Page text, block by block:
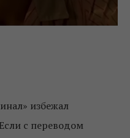
избежал
с переводом